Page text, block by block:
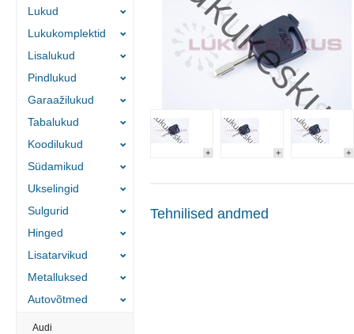
Tehnilised andmed
Lukud
Lukukomplektid
Lisalukud
Pindlukud
Garaažilukud
Tabalukud
Koodilukud
Südamikud
Ukselingid
Sulgurid
Hinged
Lisatarvikud
Metalluksed
Autovõtmed
Audi